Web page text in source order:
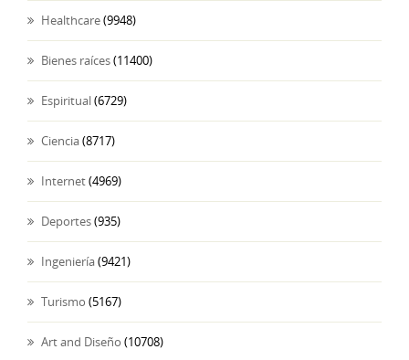
Healthcare(9948)
Bienes raíces(11400)
Espiritual(6729)
Ciencia(8717)
Internet(4969)
Deportes(935)
Ingeniería(9421)
Turismo (5167)
Art and Diseño (10708)